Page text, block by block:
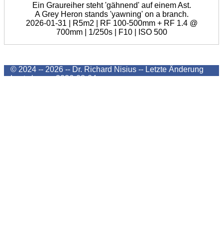
Ein Graureiher steht 'gähnend' auf einem Ast.
A Grey Heron stands 'yawning' on a branch.
2026-01-31 | R5m2 | RF 100-500mm + RF 1.4 @
700mm | 1/250s | F10 | ISO 500
© 2024 -- 2026 -- Dr. Richard Nisius -- Letzte Änderung
Last change2026-08-04